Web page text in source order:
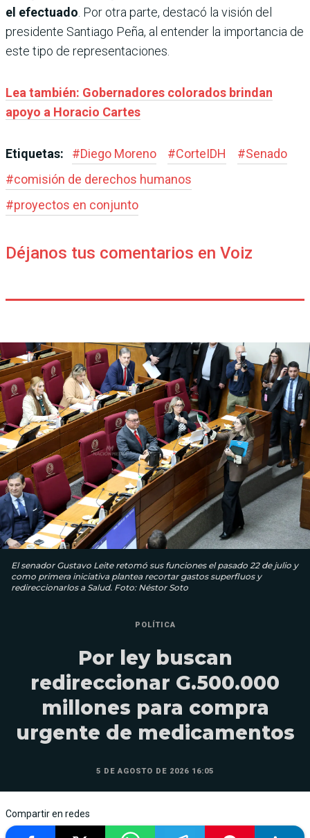
el efectuado . Por otra parte, destacó la visión del
presidente Santiago Peña, al entender la importancia de
este tipo de representaciones.
Lea también: Gobernadores colorados brindan
apoyo a Horacio Cartes
Etiquetas: #Diego Moreno #CorteIDH #Senado
#comisión de derechos humanos
#proyectos en conjunto
Déjanos tus comentarios en Voiz
El senador Gustavo Leite retomó sus funciones el pasado 22 de julio y
como primera iniciativa plantea recortar gastos superfluos y
redireccionarlos a Salud. Foto: Néstor Soto
POLÍTICA
Por ley buscan
redireccionar G.500.000
millones para compra
urgente de medicamentos
5 DE AGOSTO DE 2026 16:05
Compartir en redes